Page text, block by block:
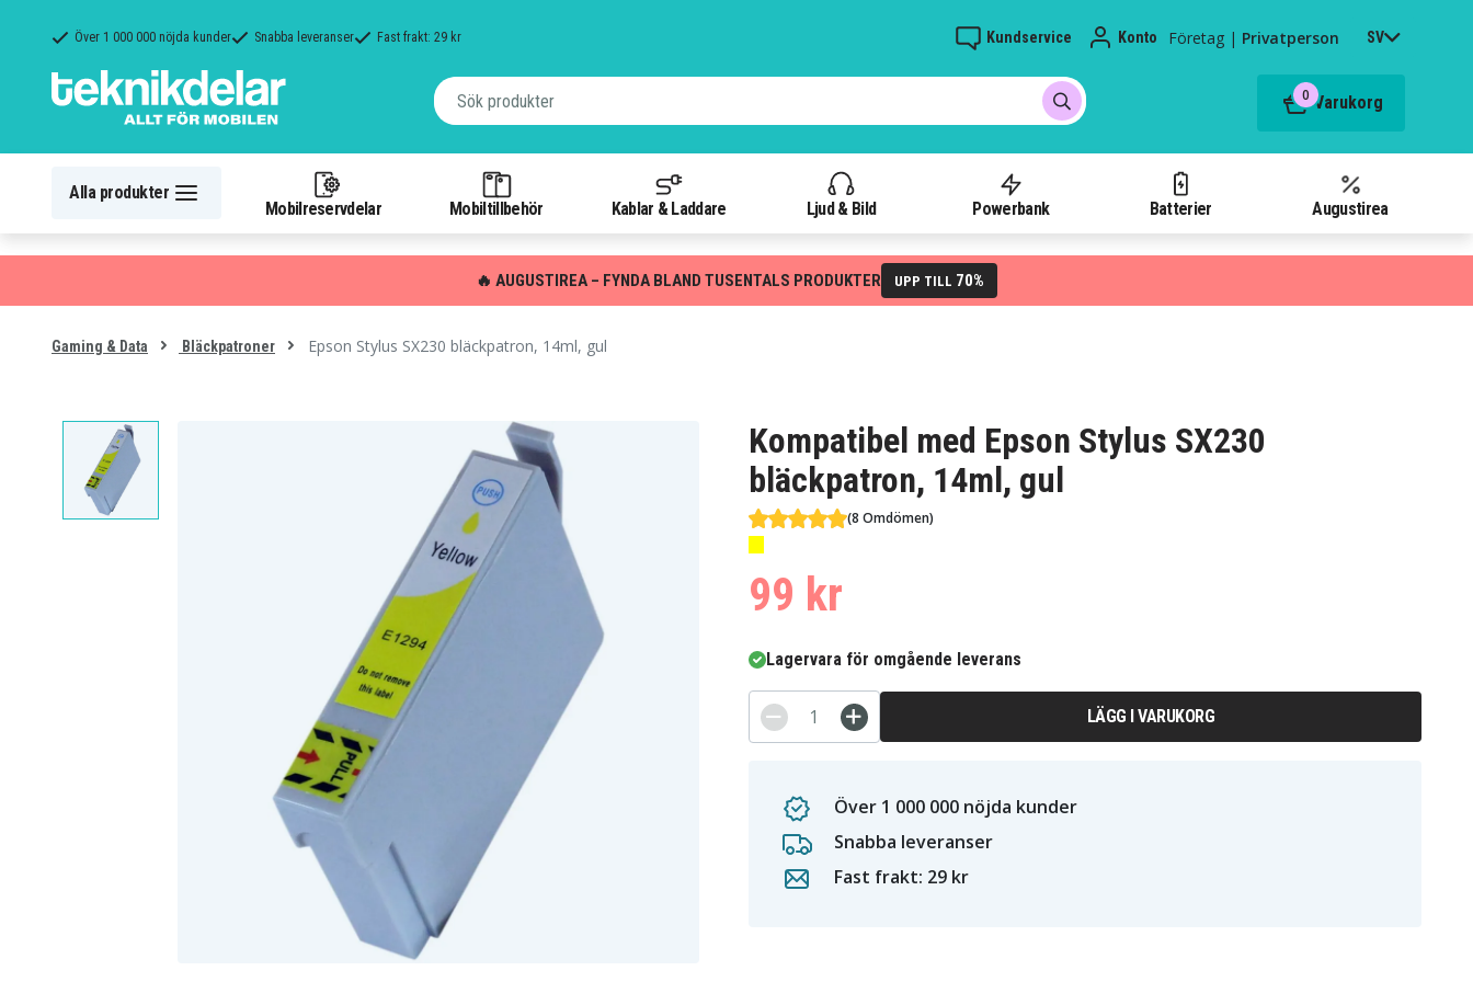
Över 1 000 000 nöjda kunder Snabba leveranser Fast frakt: 29 kr Kundservice Konto Företag | Privatperson SV
0 Varukorg
Alla produkter
Mobilreservdelar Mobiltillbehör Kablar & Laddare Ljud & Bild Powerbank Batterier Augustirea
🔥 AUGUSTIREA – FYNDA BLAND TUSENTALS PRODUKTER UPP TILL 70%
Gaming & Data Bläckpatroner Epson Stylus SX230 bläckpatron, 14ml, gul
Kompatibel med Epson Stylus SX230
bläckpatron, 14ml, gul
(8 Omdömen)
99 kr
Lagervara för omgående leverans
LÄGG I VARUKORG
Över 1 000 000 nöjda kunder
Snabba leveranser
Fast frakt: 29 kr